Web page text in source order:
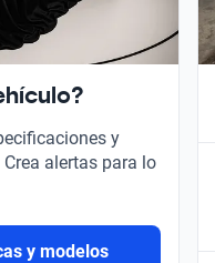
y
alertas para lo
y modelos